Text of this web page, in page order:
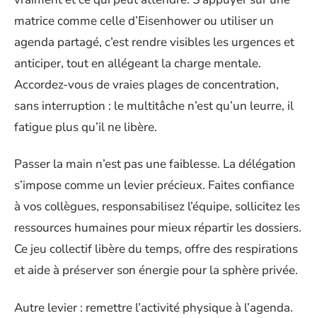
matrice comme celle d’Eisenhower ou utiliser un
agenda partagé, c’est rendre visibles les urgences et
anticiper, tout en allégeant la charge mentale.
Accordez-vous de vraies plages de concentration,
sans interruption : le multitâche n’est qu’un leurre, il
fatigue plus qu’il ne libère.
Passer la main n’est pas une faiblesse. La délégation
s’impose comme un levier précieux. Faites confiance
à vos collègues, responsabilisez l’équipe, sollicitez les
ressources humaines pour mieux répartir les dossiers.
Ce jeu collectif libère du temps, offre des respirations
et aide à préserver son énergie pour la sphère privée.
Autre levier : remettre l’activité physique à l’agenda.